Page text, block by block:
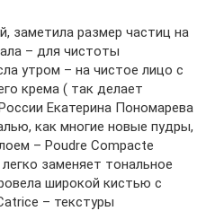
заметила размер частиц на
– для чистоты
утром – на чистое лицо с
крема ( так делает
Екатерина Пономарева
как многие новые пудры,
– Poudre Compacte
заменяет тональное
широкой кистью с
– текстуры